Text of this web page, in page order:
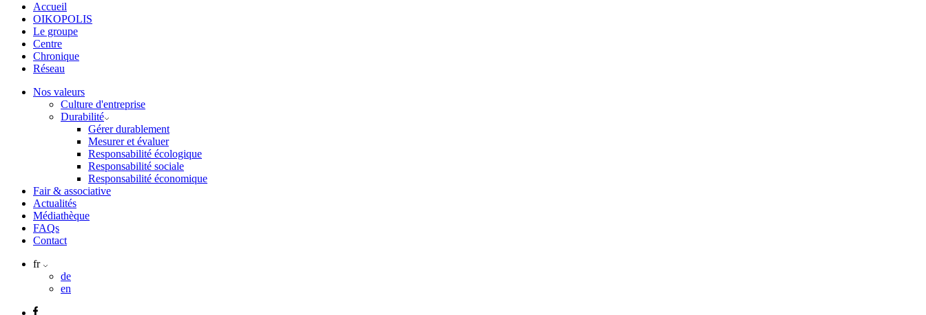
Accueil
OIKOPOLIS
Le groupe
Centre
Chronique
Réseau
Nos valeurs
Culture d'entreprise
Durabilité
Gérer durablement
Mesurer et évaluer
Responsabilité écologique
Responsabilité sociale
Responsabilité économique
Fair & associative
Actualités
Médiathèque
FAQs
Contact
fr
de
en